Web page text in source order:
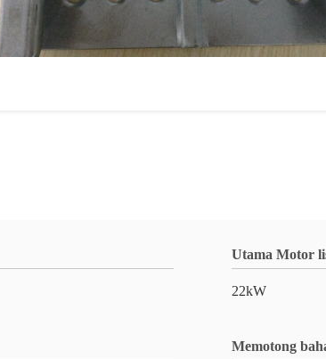
Utama Motor
22kW
Memotong